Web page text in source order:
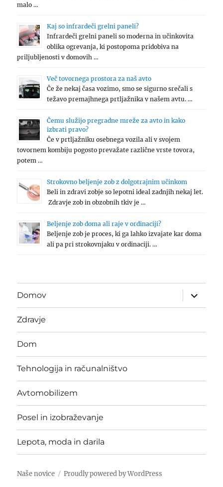
malo …
Kaj so infrardeči grelni paneli?
Infrardeči grelni paneli so moderna in učinkovita
oblika ogrevanja, ki postopoma pridobiva na
priljubljenosti v domovih …
Več tovornega prostora za naš avto
Če že nekaj časa vozimo, smo se sigurno srečali s
težavo premajhnega prtljažnika v našem avtu. …
Čemu služijo pregradne mreže za avto in kako
izbrati pravo?
Če v prtljažniku osebnega vozila ali v svojem
tovornem kombiju pogosto prevažate različne vrste tovora,
potem …
Strokovno beljenje zob z dolgotrajnim učinkom
Beli in zdravi zobje so lepotni ideal zadnjih nekaj let.
Zdravje zob in obzobnih tkiv je …
Beljenje zob doma ali raje v ordinaciji?
Beljenje zob je proces, ki ga lahko izvajate kar doma
ali pa pri strokovnjaku v ordinaciji. …
Domov
expand
child
menu
Zdravje
Dom
Tehnologija in računalništvo
Avtomobilizem
Posel in izobraževanje
Lepota, moda in darila
Naše novice Proudly powered by WordPress